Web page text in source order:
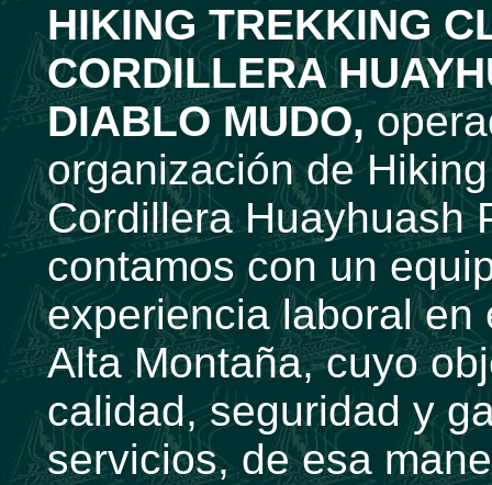
HIKING TREKKING
CORDILLERA
DIABLO MUDO,
organización de
Cordillera Huayhuash
contamos con un
experiencia laboral en
Alta Montaña, cuyo
calidad, seguridad y
servicios, de esa